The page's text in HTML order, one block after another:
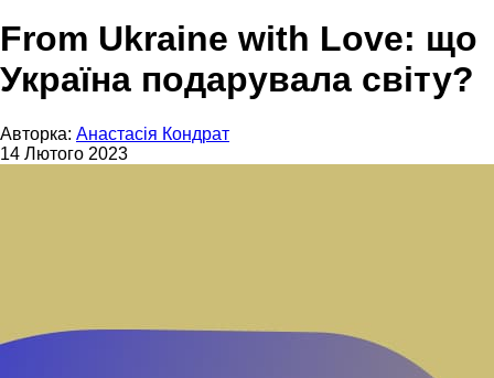
From Ukraine with Love: що
Україна подарувала світу?
Авторка: Анастасія Кондрат
14 Лютого 2023